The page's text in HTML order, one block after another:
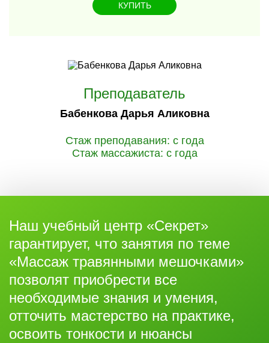
КУПИТЬ
Преподаватель
Бабенкова Дарья Аликовна
Стаж преподавания: с года
Стаж массажиста: с года
Наш учебный центр «Секрет»
гарантирует, что занятия по теме
«Массаж травянными мешочками»
позволят приобрести все
необходимые знания и умения,
отточить мастерство на практике,
освоить тонкости и нюансы